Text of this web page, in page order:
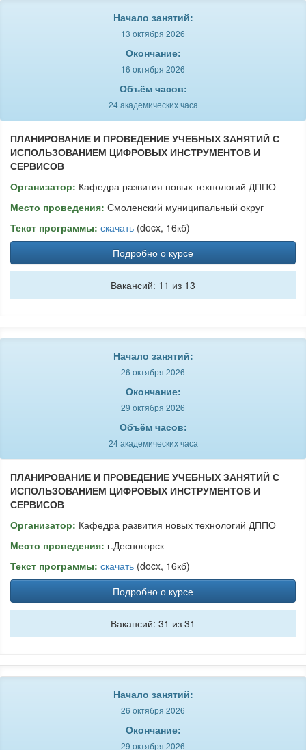
Начало занятий:
13 октября 2026
Окончание:
16 октября 2026
Объём часов:
24 академических часа
ПЛАНИРОВАНИЕ И ПРОВЕДЕНИЕ УЧЕБНЫХ ЗАНЯТИЙ С
ИСПОЛЬЗОВАНИЕМ ЦИФРОВЫХ ИНСТРУМЕНТОВ И
СЕРВИСОВ
Организатор: Кафедра развития новых технологий ДППО
Место проведения: Смоленский муниципальный округ
Текст программы: скачать (docx, 16кб)
Подробно о курсе
Вакансий: 11 из 13
Начало занятий:
26 октября 2026
Окончание:
29 октября 2026
Объём часов:
24 академических часа
ПЛАНИРОВАНИЕ И ПРОВЕДЕНИЕ УЧЕБНЫХ ЗАНЯТИЙ С
ИСПОЛЬЗОВАНИЕМ ЦИФРОВЫХ ИНСТРУМЕНТОВ И
СЕРВИСОВ
Организатор: Кафедра развития новых технологий ДППО
Место проведения: г.Десногорск
Текст программы: скачать (docx, 16кб)
Подробно о курсе
Вакансий: 31 из 31
Начало занятий:
26 октября 2026
Окончание:
29 октября 2026